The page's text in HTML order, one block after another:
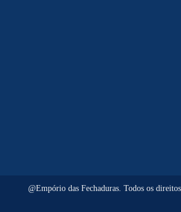
@Empório das Fechaduras. Todos os